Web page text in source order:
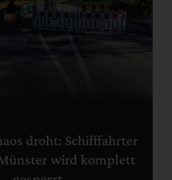
droht: Schifffahrter
wird komplett